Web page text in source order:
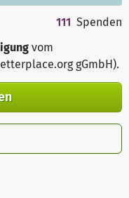
111 Spenden
vom
gGmbH).